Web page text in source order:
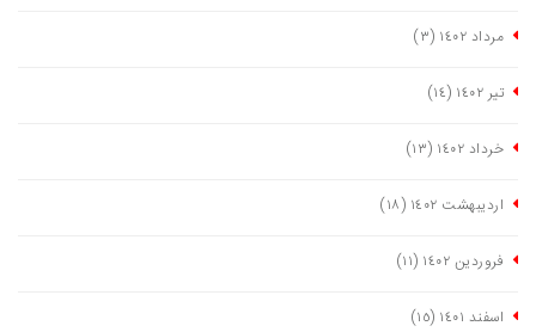
مرداد ١٤٠٢ (٣)
تیر ١٤٠٢ (١٤)
خرداد ١٤٠٢ (١٣)
اردیبهشت ١٤٠٢ (١٨)
فروردین ١٤٠٢ (١١)
اسفند ١٤٠١ (١٥)